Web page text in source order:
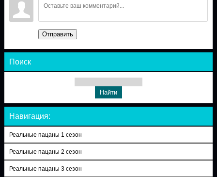
Отправить
Поиск
Навигация:
Реальные пацаны 1 сезон
Реальные пацаны 2 сезон
Реальные пацаны 3 сезон